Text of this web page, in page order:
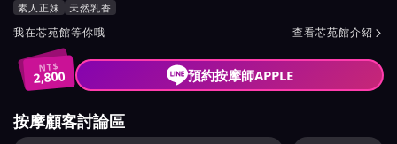
按摩師APPLE服務風格與特色
素人正妹 天然乳香
按摩師APPLE所屬按摩會館介紹與班表
我在芯苑館等你哦 查看芯苑館介紹 
NT$
2,800 預約按摩師APPLE
按摩顧客討論區